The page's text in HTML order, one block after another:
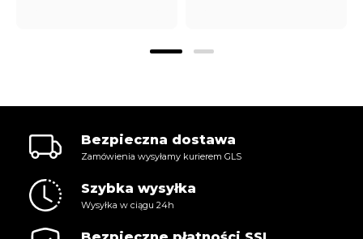
Bezpieczna dostawa
Zamówienia wysyłamy kurierem GLS
Szybka wysyłka
Wysyłka w ciągu 24h